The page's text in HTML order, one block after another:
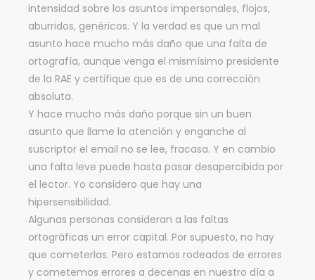
intensidad sobre los asuntos impersonales, flojos,
aburridos, genéricos. Y la verdad es que un mal
asunto hace mucho más daño que una falta de
ortografía, aunque venga el mismísimo presidente
de la RAE y certifique que es de una corrección
absoluta.
Y hace mucho más daño porque sin un buen
asunto que llame la atención y enganche al
suscriptor el email no se lee, fracasa. Y en cambio
una falta leve puede hasta pasar desapercibida por
el lector. Yo considero que hay una
hipersensibilidad.
Algunas personas consideran a las faltas
ortográficas un error capital. Por supuesto, no hay
que cometerlas. Pero estamos rodeados de errores
y cometemos errores a decenas en nuestro día a